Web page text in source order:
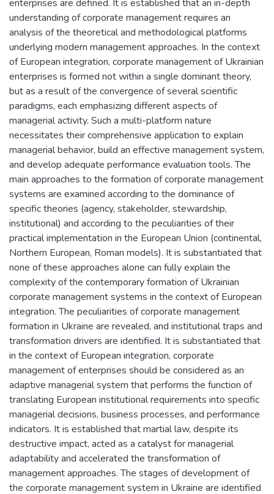
enterprises are defined. It is established that an in-depth
understanding of corporate management requires an
analysis of the theoretical and methodological platforms
underlying modern management approaches. In the context
of European integration, corporate management of Ukrainian
enterprises is formed not within a single dominant theory,
but as a result of the convergence of several scientific
paradigms, each emphasizing different aspects of
managerial activity. Such a multi-platform nature
necessitates their comprehensive application to explain
managerial behavior, build an effective management system,
and develop adequate performance evaluation tools. The
main approaches to the formation of corporate management
systems are examined according to the dominance of
specific theories (agency, stakeholder, stewardship,
institutional) and according to the peculiarities of their
practical implementation in the European Union (continental,
Northern European, Roman models). It is substantiated that
none of these approaches alone can fully explain the
complexity of the contemporary formation of Ukrainian
corporate management systems in the context of European
integration. The peculiarities of corporate management
formation in Ukraine are revealed, and institutional traps and
transformation drivers are identified. It is substantiated that
in the context of European integration, corporate
management of enterprises should be considered as an
adaptive managerial system that performs the function of
translating European institutional requirements into specific
managerial decisions, business processes, and performance
indicators. It is established that martial law, despite its
destructive impact, acted as a catalyst for managerial
adaptability and accelerated the transformation of
management approaches. The stages of development of
the corporate management system in Ukraine are identified